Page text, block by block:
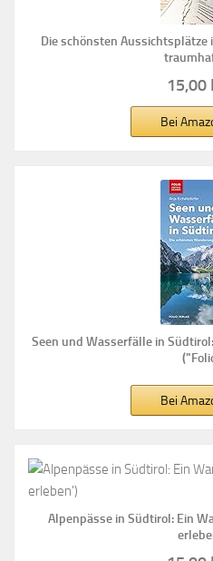
Die schönsten
15,00
Bei
Seen und Wasserfälle in
Bei
Alpenpässe in Südtirol: Ein